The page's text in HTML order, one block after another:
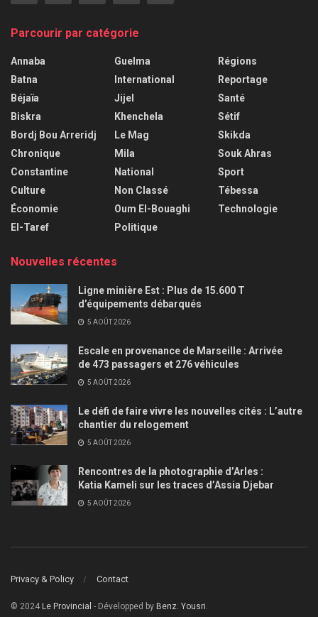
Parcourir par catégorie
Annaba
Batna
Béjaïa
Biskra
Bordj Bou Arreridj
Chronique
Constantine
Culture
Économie
El-Taref
Guelma
International
Jijel
Khenchela
Le Mag
Mila
National
Non Classé
Oum El-Bouaghi
Politique
Régions
Reportage
Santé
Sétif
Skikda
Souk Ahras
Sport
Tébessa
Technologie
Nouvelles récentes
Ligne minière Est : Plus de 15.600 T
d’équipements débarqués
5 AOÛT 2026
Escale en provenance de Marseille : Arrivée
de 473 passagers et 276 véhicules
5 AOÛT 2026
Le défi de faire vivre les nouvelles cités : L’autre
chantier du relogement
5 AOÛT 2026
Rencontres de la photographie d’Arles :
Katia Kameli sur les traces d’Assia Djebar
5 AOÛT 2026
Privacy & Policy Contact
© 2024 Le Provincial - Développed by Benz. Yousri.